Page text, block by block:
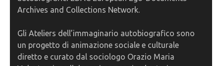
Archives and Collections Network.
Gli Ateliers dell’immaginario autobiografico sono
un progetto di animazione sociale e culturale
diretto e curato dal sociologo Orazio Maria